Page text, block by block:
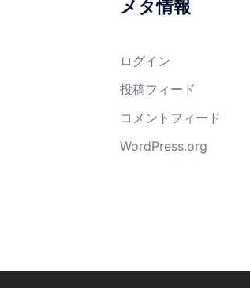
メタ情報
ログイン
投稿フィード
コメントフィード
WordPress.org